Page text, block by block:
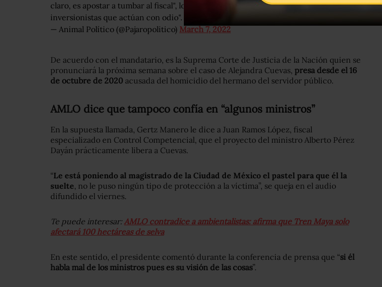
claro, es apostar a tumbar al fiscal", lo cual agradecen algunos "empresarios e
inversionistas que actúan con odio".
— Animal Político (@Pajaropolitico) March 7, 2022
De acuerdo con el mandatario, es la Suprema Corte de Justicia de la Nación quien se
pronunciará la próxima semana sobre el caso de Alejandra Cuevas, presa desde el 16
de octubre de 2020 acusada del homicidio del hermano del servidor público.
AMLO dice que tampoco confía en “algunos ministros”
En la supuesta llamada, Gertz Manero le dice a Juan Ramos López, fiscal
especializado en Control Competencial, que el proyecto del ministro Alberto Pérez
Dayán prácticamente libera a Cuevas.
“Le está poniendo al magistrado de la Ciudad de México el pastel para que él la
suelte, no le puso ningún tipo de protección a la víctima”, se queja en el audio
difundido el viernes.
Te puede interesar:AMLO contradice a ambientalistas: afirma que Tren Maya solo
afectará 100 hectáreas de selva
En este sentido, el presidente comentó durante la conferencia de prensa que “si él
habla mal de los ministros pues es su visión de las cosas”.